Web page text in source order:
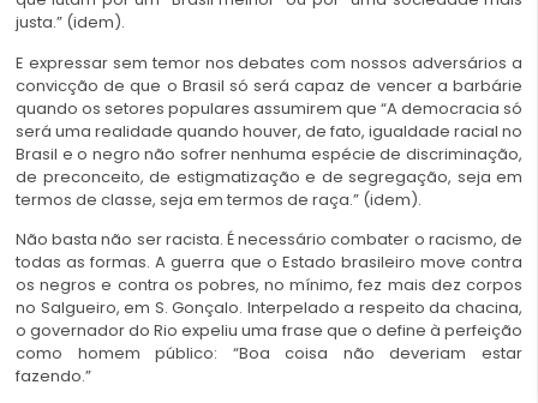
justa.” (idem).
E expressar sem temor nos debates com nossos adversários a
convicção de que o Brasil só será capaz de vencer a barbárie
quando os setores populares assumirem que “A democracia só
será uma realidade quando houver, de fato, igualdade racial no
Brasil e o negro não sofrer nenhuma espécie de discriminação,
de preconceito, de estigmatização e de segregação, seja em
termos de classe, seja em termos de raça.” (idem).
Não basta não ser racista. É necessário combater o racismo, de
todas as formas. A guerra que o Estado brasileiro move contra
os negros e contra os pobres, no mínimo, fez mais dez corpos
no Salgueiro, em S. Gonçalo. Interpelado a respeito da chacina,
o governador do Rio expeliu uma frase que o define à perfeição
como homem público: “Boa coisa não deveriam estar
fazendo.”